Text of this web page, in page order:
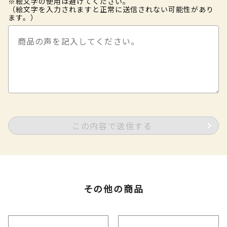
（絵文字を入力されますと正常に送信されない可能性があり
ます。）
この内容で送信する
その他の商品